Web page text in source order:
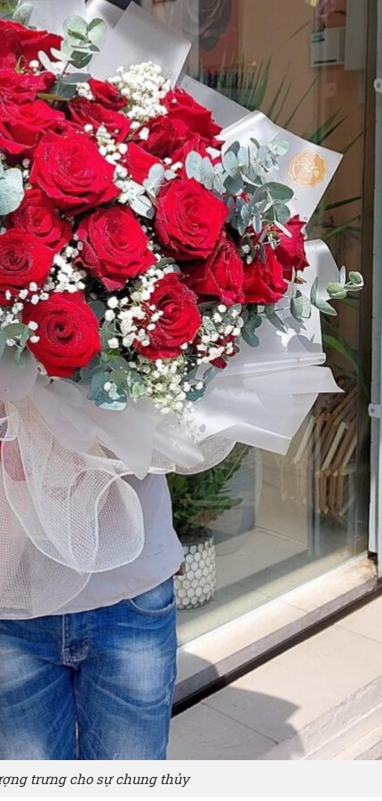
trưng cho sự chung thủy